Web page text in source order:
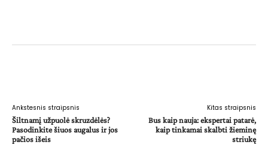
Ankstesnis straipsnis
Šiltnamį užpuolė skruzdėlės?
Pasodinkite šiuos augalus ir jos
pačios išeis
Kitas straipsnis
Bus kaip nauja: ekspertai patarė,
kaip tinkamai skalbti žieminę
striukę